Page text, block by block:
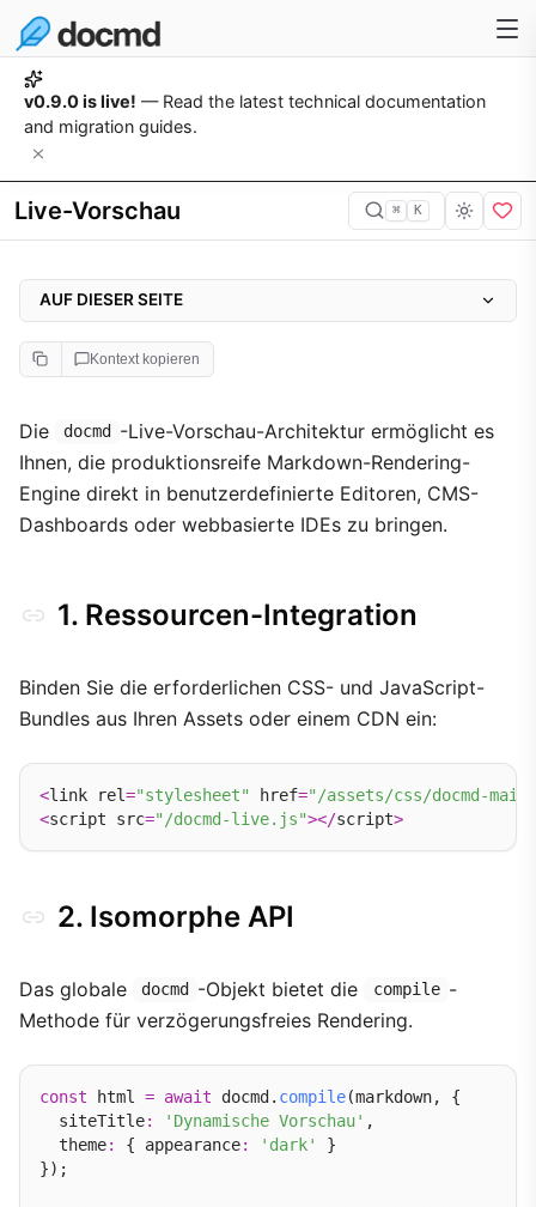
v0.9.0 is live! — Read the latest technical documentation
and migration guides.
Live-Vorschau ⌘ K
Kontext kopieren
Die docmd
-Live-Vorschau-Architektur ermöglicht es
Ihnen, die produktionsreife Markdown-Rendering-
Engine direkt in benutzerdefinierte Editoren, CMS-
Dashboards oder webbasierte IDEs zu bringen.
1. Ressourcen-Integration
Binden Sie die erforderlichen CSS- und JavaScript-
Bundles aus Ihren Assets oder einem CDN ein:
<link rel="stylesheet" href="/assets/css/docmd-
<script src="/docmd-live.js"></script>
2. Isomorphe API
Das globale docmd -Objekt bietet die compile -
Methode für verzögerungsfreies Rendering.
const html = await docmd. compile(markdown, {
  siteTitle
: 'Dynamische Vorschau' ,
  theme
: { appearance: 'dark'
}
});
AUF DIESER SEITE
1. Ressourcen-Integration
2. Isomorphe API